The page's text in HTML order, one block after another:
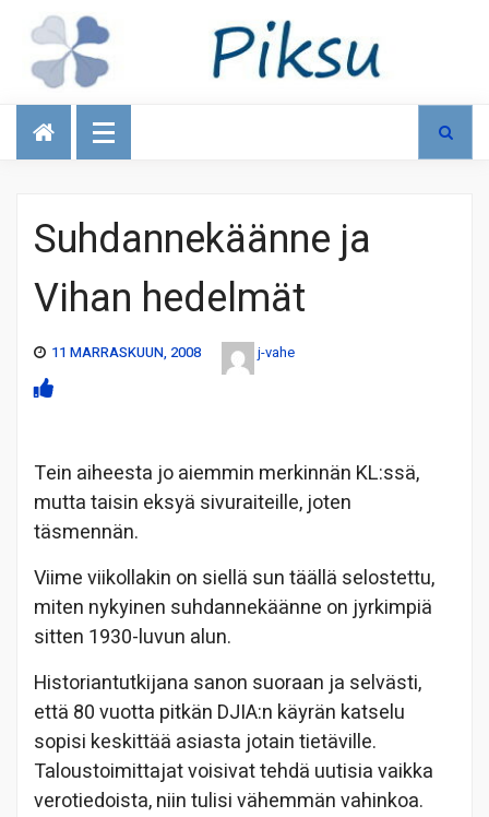
Talous
Suhdannekäänne ja
Vihan hedelmät
11 MARRASKUUN, 2008 j-vahe
Tein aiheesta jo aiemmin merkinnän KL:ssä,
mutta taisin eksyä sivuraiteille, joten
täsmennän.
Viime viikollakin on siellä sun täällä selostettu,
miten nykyinen suhdannekäänne on jyrkimpiä
sitten 1930-luvun alun.
Historiantutkijana sanon suoraan ja selvästi,
että 80 vuotta pitkän DJIA:n käyrän katselu
sopisi keskittää asiasta jotain tietäville.
Taloustoimittajat voisivat tehdä uutisia vaikka
verotiedoista, niin tulisi vähemmän vahinkoa.